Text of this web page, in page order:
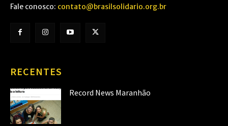
Fale conosco: contato@brasilsolidario.org.br
RECENTES
Record News Maranhão